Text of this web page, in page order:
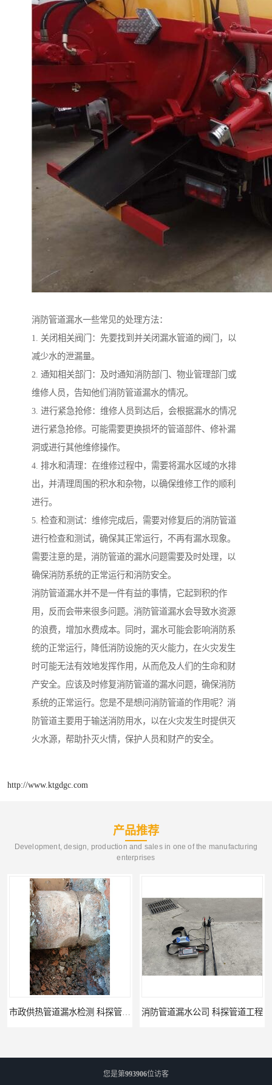
消防管道漏水一些常见的处理方法：
1. 关闭相关阀门：先要找到并关闭漏水管道的阀门，以
减少水的泄漏量。
2. 通知相关部门：及时通知消防部门、物业管理部门或
维修人员，告知他们消防管道漏水的情况。
3. 进行紧急抢修：维修人员到达后，会根据漏水的情况
进行紧急抢修。可能需要更换损坏的管道部件、修补漏
洞或进行其他维修操作。
4. 排水和清理：在维修过程中，需要将漏水区域的水排
出，并清理周围的积水和杂物，以确保维修工作的顺利
进行。
5. 检查和测试：维修完成后，需要对修复后的消防管道
进行检查和测试，确保其正常运行，不再有漏水现象。
需要注意的是，消防管道的漏水问题需要及时处理，以
确保消防系统的正常运行和消防安全。
消防管道漏水并不是一件有益的事情，它起到积的作
用，反而会带来很多问题。消防管道漏水会导致水资源
的浪费，增加水费成本。同时，漏水可能会影响消防系
统的正常运行，降低消防设施的灭火能力，在火灾发生
时可能无法有效地发挥作用，从而危及人们的生命和财
产安全。应该及时修复消防管道的漏水问题，确保消防
系统的正常运行。您是不是想问消防管道的作用呢？消
防管道主要用于输送消防用水，以在火灾发生时提供灭
火水源，帮助扑灭火情，保护人员和财产的安全。
http://www.ktgdgc.com
产品推荐
Development, design, production and sales in one of the manufacturing
enterprises
消防管道漏水公司 科探管道工程 公司查漏水电话 科探管道工程
您是第993906位访客